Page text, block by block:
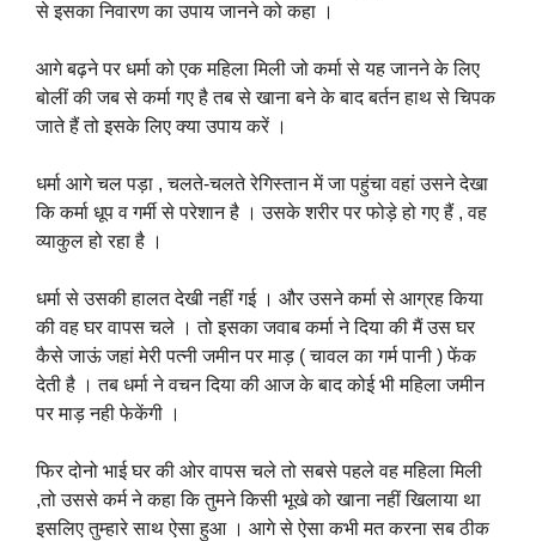
से इसका निवारण का उपाय जानने को कहा ।
आगे बढ़ने पर धर्मा को एक महिला मिली जो कर्मा से यह जानने के लिए
बोलीं की जब से कर्मा गए है तब से खाना बने के बाद बर्तन हाथ से चिपक
जाते हैं तो इसके लिए क्या उपाय करें ।
धर्मा आगे चल पड़ा , चलते-चलते रेगिस्तान में जा पहुंचा वहां उसने देखा
कि कर्मा धूप व गर्मी से परेशान है । उसके शरीर पर फोड़े हो गए हैं , वह
व्याकुल हो रहा है ।
धर्मा से उसकी हालत देखी नहीं गई । और उसने कर्मा से आग्रह किया
की वह घर वापस चले । तो इसका जवाब कर्मा ने दिया की मैं उस घर
कैसे जाऊं जहां मेरी पत्नी जमीन पर माड़ ( चावल का गर्म पानी ) फेंक
देती है । तब धर्मा ने वचन दिया की आज के बाद कोई भी महिला जमीन
पर माड़ नही फेकेंगी ।
फिर दोनो भाई घर की ओर वापस चले तो सबसे पहले वह महिला मिली
,तो उससे कर्म ने कहा कि तुमने किसी भूखे को खाना नहीं खिलाया था
इसलिए तुम्हारे साथ ऐसा हुआ । आगे से ऐसा कभी मत करना सब ठीक